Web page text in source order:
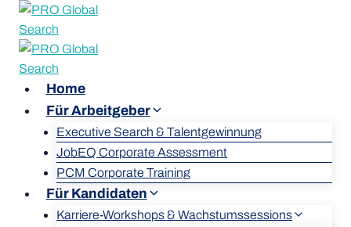
Home
Für Arbeitgeber
Executive Search & Talentgewinnung
JobEQ Corporate Assessment
PCM Corporate Training
Für Kandidaten
Karriere-Workshops & Wachstumssessions